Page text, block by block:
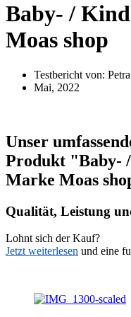
Baby- /
Moas shop
Testbericht von:
Mai, 2022
Unser
Produkt "Baby-
Marke Moas
Qualität, Leistung
Lohnt sich der Kauf?
Jetzt weiterlesen und eine